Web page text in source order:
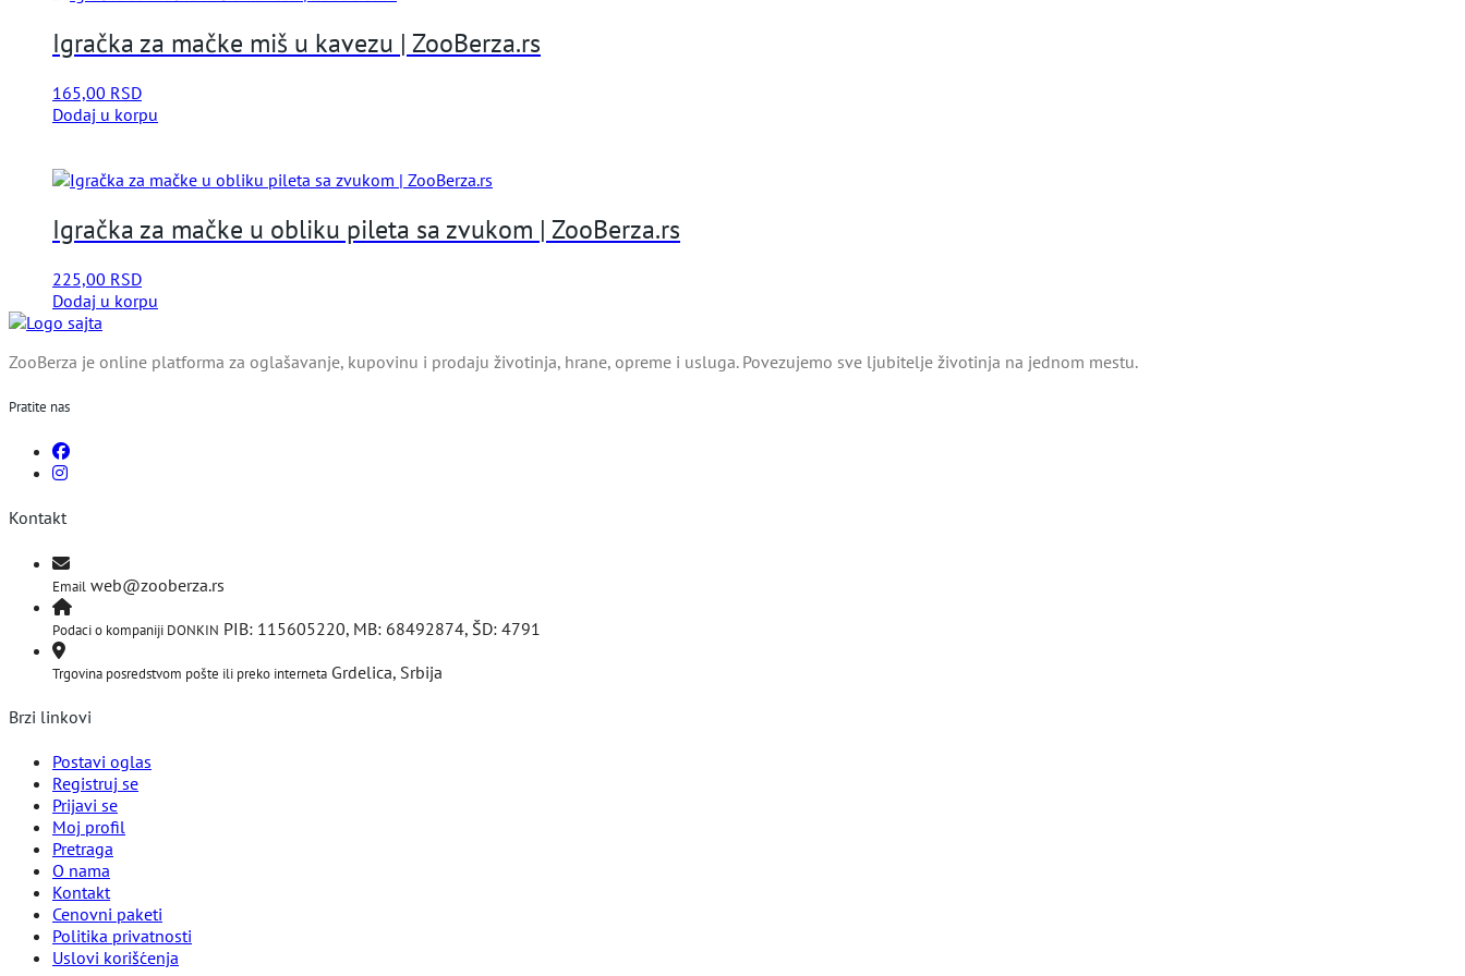
Igračka za mačke miš u kavezu | ZooBerza.rs
165,00 RSD
Dodaj u korpu
Igračka za mačke u obliku pileta sa zvukom | ZooBerza.rs
225,00 RSD
Dodaj u korpu
ZooBerza je online platforma za oglašavanje, kupovinu i prodaju životinja, hrane, opreme i usluga. Povezujemo sve ljubitelje životinja na jednom mestu.
Pratite nas
Kontakt
Email web@zooberza.rs
Podaci o kompaniji DONKIN PIB: 115605220, MB: 68492874, ŠD: 4791
Trgovina posredstvom pošte ili preko interneta Grdelica, Srbija
Brzi linkovi
Postavi oglas
Registruj se
Prijavi se
Moj profil
Pretraga
O nama
Kontakt
Cenovni paketi
Politika privatnosti
Uslovi korišćenja